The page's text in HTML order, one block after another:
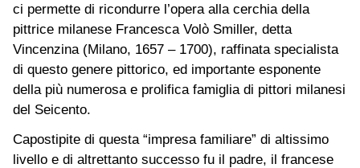
ci permette di ricondurre l’opera alla cerchia della
pittrice milanese Francesca Volò Smiller, detta
Vincenzina (Milano, 1657 – 1700), raffinata specialista
di questo genere pittorico, ed importante esponente
della più numerosa e prolifica famiglia di pittori milanesi
del Seicento.
Capostipite di questa “impresa familiare” di altissimo
livello e di altrettanto successo fu il padre, il francese